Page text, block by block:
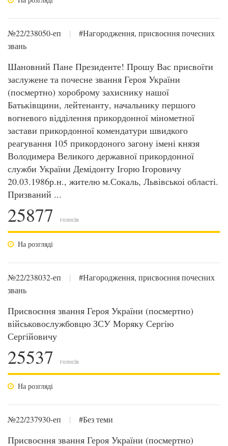
№22/238050-еп |
#Нагородження, присвоєння почесних
звань
Шановний Пане Президенте! Прошу Вас присвоїти
заслужене та почесне звання Героя України
(посмертно) хороброму захиснику нашої
Батьківщини, лейтенанту, начальнику першого
вогневого відділення прикордонної мінометної
застави прикордонної комендатури швидкого
реагування 105 прикордоного загону імені князя
Володимера Великого державної прикордонної
служби України Демідонту Ігорю Ігоровичу
20.03.1986р.н., жителю м.Сокаль, Львівськоі області.
Призваний ...
25877 голосів
На розгляді
№22/238032-еп |
#Нагородження, присвоєння почесних
звань
Присвоєння звання Героя України (посмертно)
військовослужбовцю ЗСУ Моряку Сергію
Сергійовичу
25537 голосів
На розгляді
№22/237930-еп | #Без теми
Присвоєння звання Героя України (посмертно)